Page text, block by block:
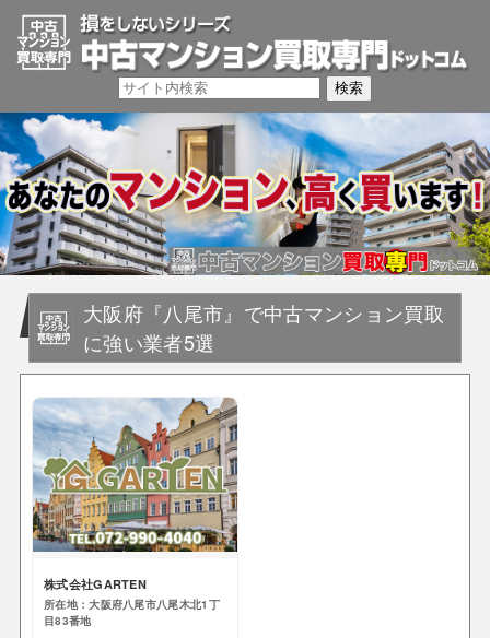
大阪府『八尾市』で中古マンション買取
に強い業者5選
株式会社GARTEN
所在地：大阪府八尾市八尾木北1丁
目83番地